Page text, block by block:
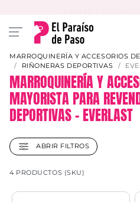
MARROQUINERÍA Y ACCESORIOS
RIÑONERAS DEPORTIVAS
MARROQUINERÍA Y
MAYORISTA PARA
DEPORTIVAS – EVERLAST
ABRIR FILTROS
4 PRODUCTOS (SKU)